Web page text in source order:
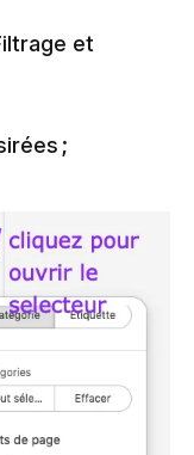
et
;